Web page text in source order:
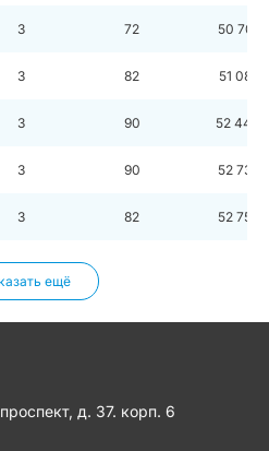
3 72 50 702
3 82 51 088
3 90 52 447
3 90 52 731
3 82 52 757
ещё
д. 37. корп. 6